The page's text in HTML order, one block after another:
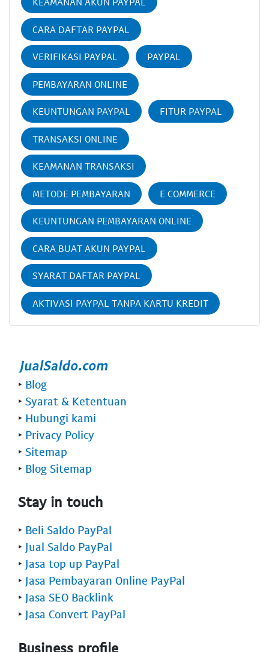
CARA DAFTAR PAYPAL
VERIFIKASI PAYPAL PAYPAL
PEMBAYARAN ONLINE
KEUNTUNGAN PAYPAL FITUR PAYPAL
TRANSAKSI ONLINE
KEAMANAN TRANSAKSI
METODE PEMBAYARAN E COMMERCE
KEUNTUNGAN PEMBAYARAN ONLINE
CARA BUAT AKUN PAYPAL
SYARAT DAFTAR PAYPAL
AKTIVASI PAYPAL TANPA KARTU KREDIT
‣ Blog
‣ Syarat & Ketentuan
‣ Hubungi kami
‣ Privacy Policy
‣ Sitemap
‣ Blog Sitemap
Stay in touch
‣ Beli Saldo PayPal
‣ Jual Saldo PayPal
‣ Jasa top up PayPal
‣ Jasa Pembayaran Online PayPal
‣ Jasa SEO Backlink
‣ Jasa Convert PayPal
Business profile